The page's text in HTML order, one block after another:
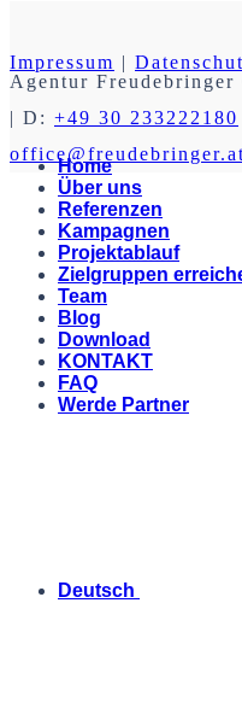
Impressum |
Agentur Freudebringer
| D: +49 30 233222180
office@freudebringer.at
Home
Über uns
Referenzen
Kampagnen
Projektablauf
Zielgruppen
Team
Blog
Download
KONTAKT
FAQ
Werde Partner
Deutsch